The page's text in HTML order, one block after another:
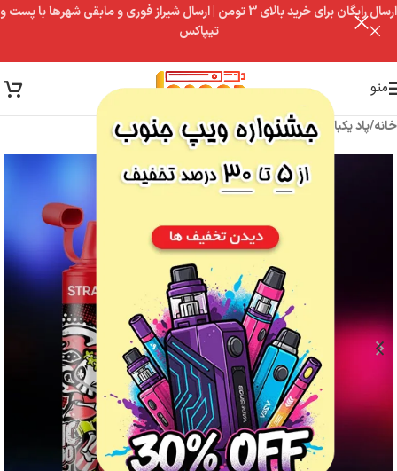
ارسال رایگان برای خرید بالای 3 تومن | ارسال شیراز فوری و مابقی شهرها با پست و
تیپاکس
منو
خانه/پاد یکبار مصرف/پاد یکبار مصرف 9000 پاف